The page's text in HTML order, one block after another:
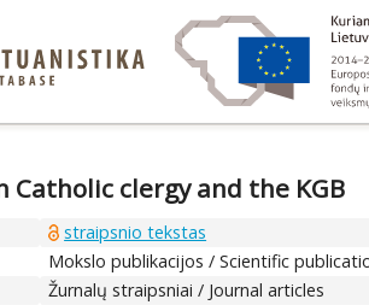
Catholic clergy and the KGB
straipsnio tekstas
Mokslo publikacijos / Scientific
Žurnalų straipsniai / Journal articles